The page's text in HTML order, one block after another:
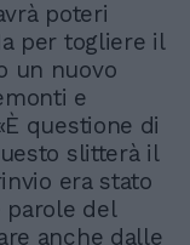
poteri
per togliere il
un nuovo
e
questione di
slitterà il
era stato
parole del
anche dalle